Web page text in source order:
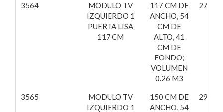
3564
MODULO TV
IZQUIERDO 1
PUERTA LISA
117 CM
117 CM DE
ANCHO, 54
CM DE
ALTO, 41
CM DE
FONDO;
VOLUMEN
0.26 M3
3565
MODULO TV
IZQUIERDO 1
150 CM DE
ANCHO, 54